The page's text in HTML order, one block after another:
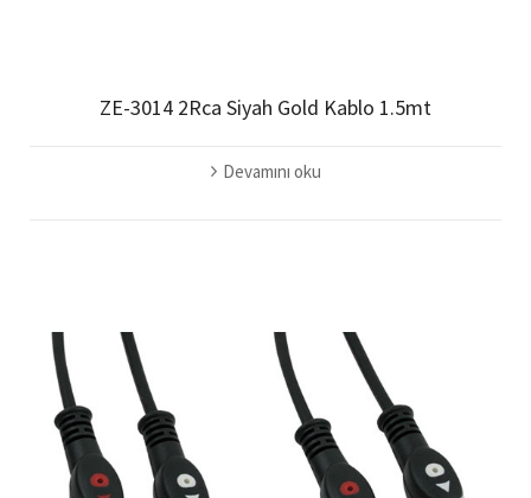
ZE-3014 2Rca Siyah Gold Kablo 1.5mt
Devamını oku